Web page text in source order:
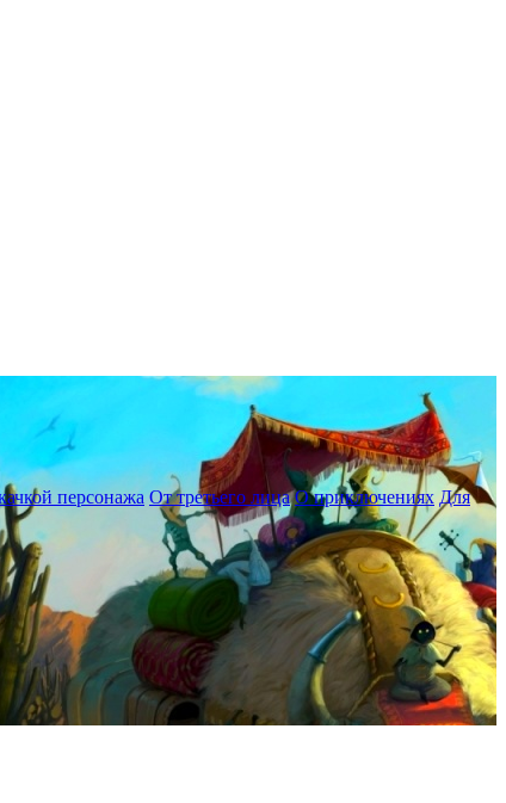
персонажа От третьего лица О приключениях Для